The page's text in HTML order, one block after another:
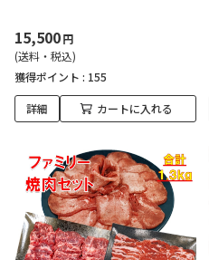
15,500円
(送料・税込)
獲得ポイント : 155
詳細 カートに入れる